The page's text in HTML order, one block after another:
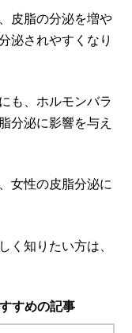
皮脂の分泌を増や
泌されやすくなり
も、ホルモンバラ
分泌に影響を与え
女性の皮脂分泌に
知りたい方は、
すめの記事